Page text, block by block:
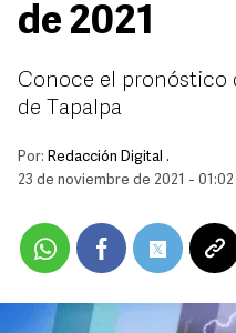
de 2021
Conoce el pronóstico
de Tapalpa
Por: Redacción Digital .
23 de noviembre de 2021 - 01:02